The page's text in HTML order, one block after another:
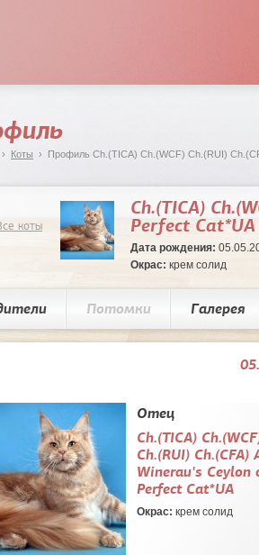
› Коты › Профиль Ch.(TICA) Сh.(WCF) Сh.(RUI)
коты
Ch.(TICA)
Perfect Cat*UA
Дата рождения:
Окрас: крем солид
Потомки Галерея
Отец
Ch.(TICA)
Сh.(RUI) Ch.(CFA)
Winerau's Ceylon
Perfect Cat*UA
Окрас: крем солид